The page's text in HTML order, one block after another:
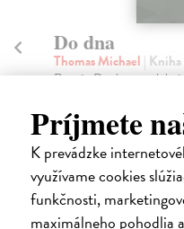
Príjmete
K prevádzke
využívame cookies
funkčnosti,
maximálneho pohodlia
Do dna
Thomas Michael | Kniha
Román Do dna se
Na sklade ?
17,17 €
17,70 € ?